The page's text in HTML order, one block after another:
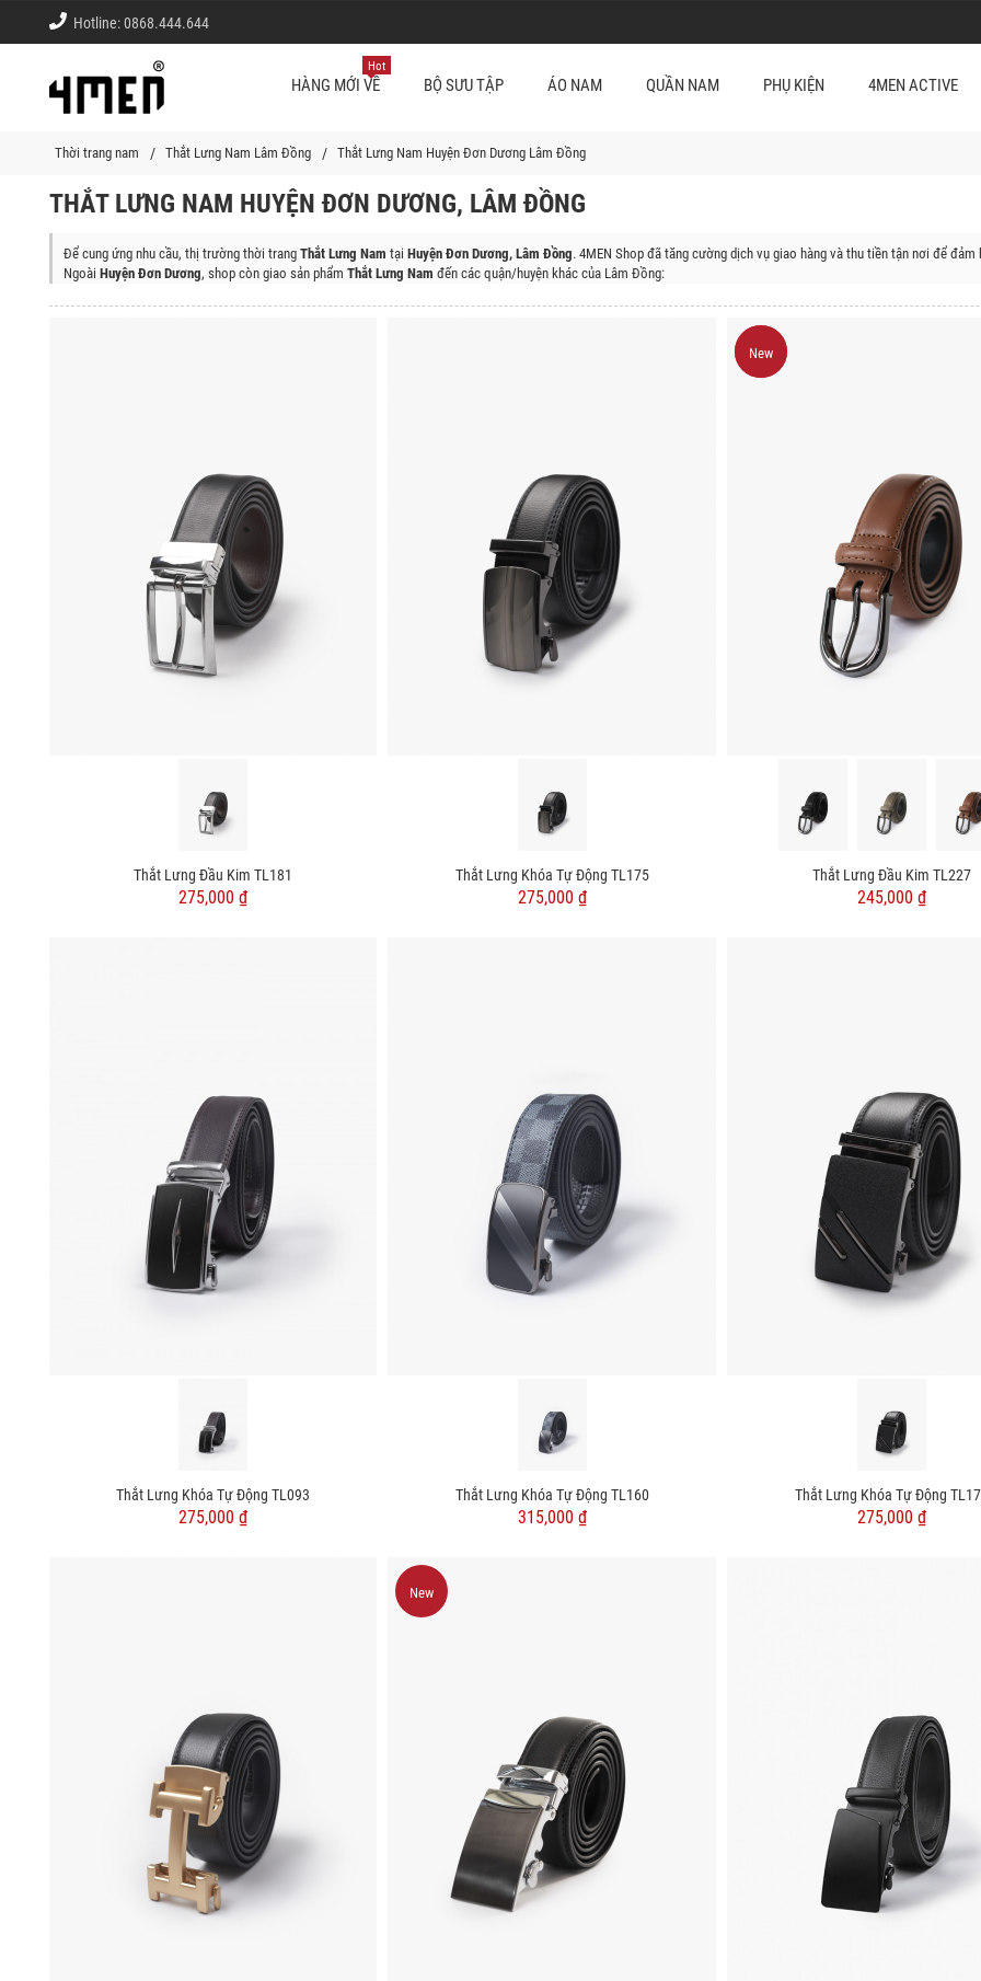
Hotline:0868.444.644
HÀNG MỚI VỀ
Hot
BỘ SƯU TẬP ÁO NAM QUẦN NAM PHỤ KIỆN 4MEN ACTIVE
Thời trang nam Thắt Lưng Nam Lâm Đồng Thắt Lưng Nam Huyện Đơn Dương Lâm Đồng
THẮT LƯNG NAM HUYỆN ĐƠN DƯƠNG, LÂM ĐỒNG
Để cung ứng nhu cầu, thị trường thời trang Thắt Lưng Nam tại Huyện Đơn Dương, Lâm Đồng. 4MEN Shop đã tăng cường dịch vụ giao hàng và thu tiền tận nơi để
Ngoài Huyện Đơn Dương, shop còn giao sản phẩm Thắt Lưng Nam đến các quận/huyện khác của Lâm Đồng:
Thắt Lưng Đầu Kim TL181
275,000 ₫
Thắt Lưng Khóa Tự Động TL175
275,000 ₫
New
New
Thắt Lưng Đầu Kim TL227
245,000 ₫
Thắt Lưng Khóa Tự Động TL093
275,000 ₫
Thắt Lưng Khóa Tự Động TL160
315,000 ₫
Thắt Lưng Khóa Tự Động
275,000 ₫
New